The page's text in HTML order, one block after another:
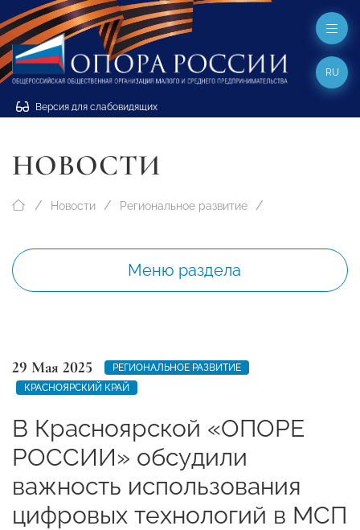
Версия для слабовидящих
RU
НОВОСТИ
Новости Региональное развитие
Меню раздела
29 Мая 2025
РЕГИОНАЛЬНОЕ РАЗВИТИЕ
КРАСНОЯРСКИЙ КРАЙ
В Красноярской «ОПОРЕ
РОССИИ» обсудили
важность использования
цифровых технологий в МСП